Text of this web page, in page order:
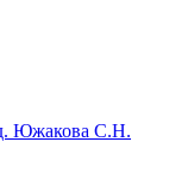
Южакова С.Н.